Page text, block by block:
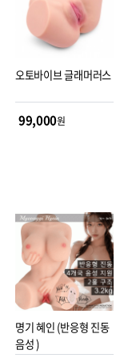
오토바이브 글래머러스
99,000원
명기 혜인 (반응형 진동
음성 )